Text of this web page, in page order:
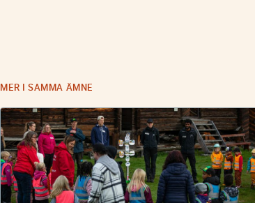
MER I SAMMA ÄMNE